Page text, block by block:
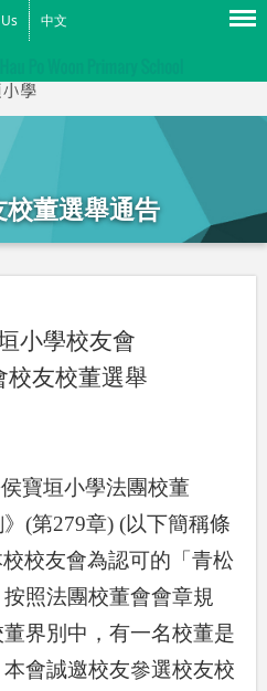
中文
董選舉通告
Menu
小學校友會
校友校董選舉
寶垣小學法團校董
(第279章) (以下簡稱條
校友會為認可的「青松
照法團校董會會章規
界別中，有一名校董是
會誠邀校友參選校友校